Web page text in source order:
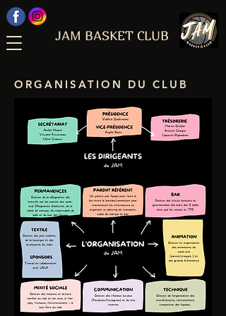
JAM BASKET CLUB
ORGANISATION DU CLUB